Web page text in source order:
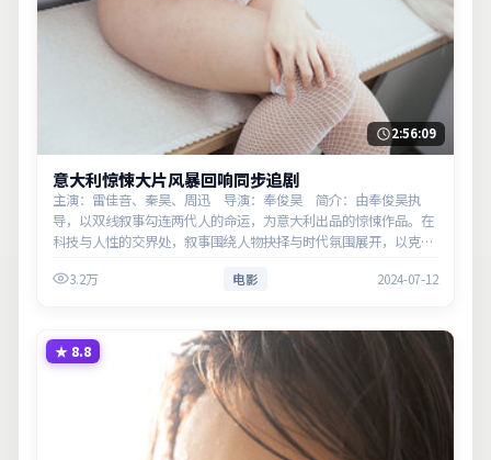
2:56:09
意大利惊悚大片风暴回响同步追剧
主演：雷佳音、秦昊、周迅 导演：奉俊昊 简介：由奉俊昊执
导，以双线叙事勾连两代人的命运，为意大利出品的惊悚作品。在
科技与人性的交界处，叙事围绕人物抉择与时代氛围展开，以克制
现实意义…
3.2万 电影 2024-07-12
★ 8.8